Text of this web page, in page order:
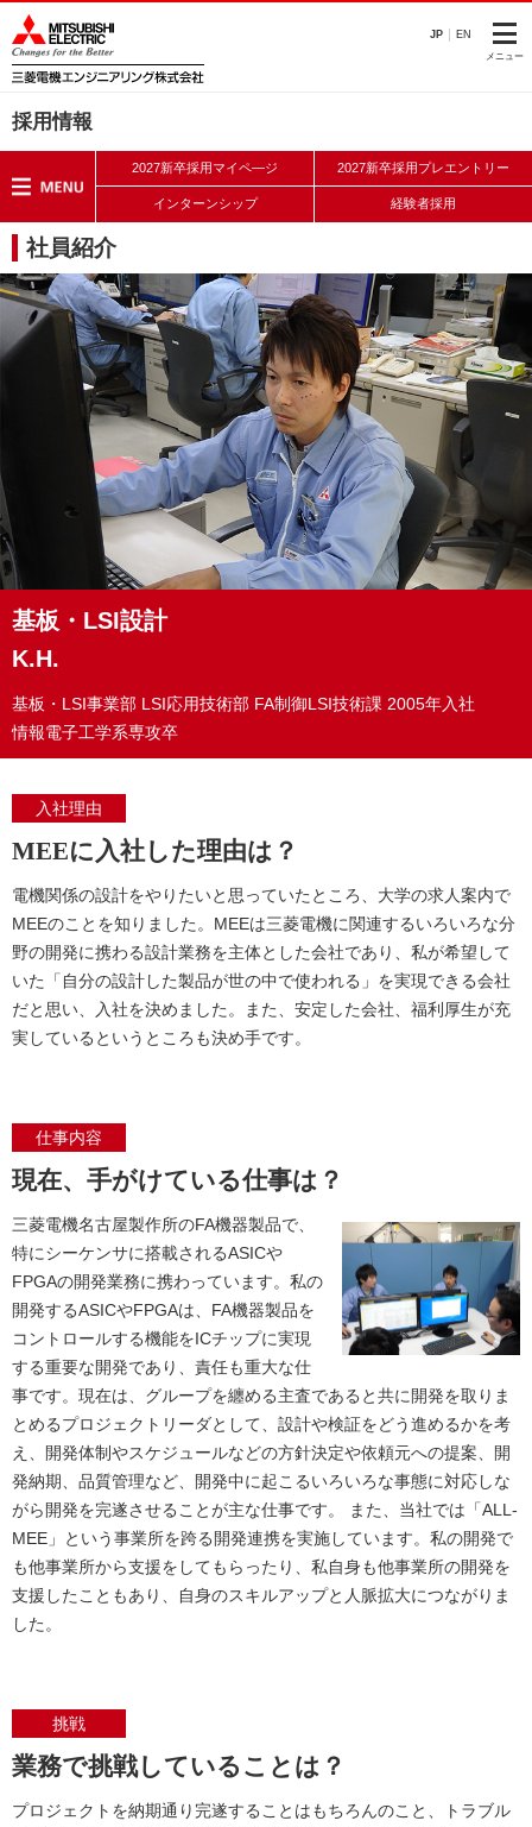
JP EN
メニュー
採用情報
2027新卒採用マイペ―ジ 2027新卒採用プレエントリー
インターンシップ 経験者採用
社員紹介
基板・LSI設計
K.H.
基板・LSI事業部 LSI応用技術部 FA制御LSI技術課 2005年入社
情報電子工学系専攻卒
入社理由
MEEに入社した理由は？
電機関係の設計をやりたいと思っていたところ、大学の求人案内で
MEEのことを知りました。MEEは三菱電機に関連するいろいろな分
野の開発に携わる設計業務を主体とした会社であり、私が希望して
いた「自分の設計した製品が世の中で使われる」を実現できる会社
だと思い、入社を決めました。また、安定した会社、福利厚生が充
実しているというところも決め手です。
仕事内容
現在、手がけている仕事は？
三菱電機名古屋製作所のFA機器製品で、
特にシーケンサに搭載されるASICや
FPGAの開発業務に携わっています。私の
開発するASICやFPGAは、FA機器製品を
コントロールする機能をICチップに実現
する重要な開発であり、責任も重大な仕
事です。現在は、グループを纏める主査であると共に開発を取りま
とめるプロジェクトリーダとして、設計や検証をどう進めるかを考
え、開発体制やスケジュールなどの方針決定や依頼元への提案、開
発納期、品質管理など、開発中に起こるいろいろな事態に対応しな
がら開発を完遂させることが主な仕事です。 また、当社では「ALL-
MEE」という事業所を跨る開発連携を実施しています。私の開発で
も他事業所から支援をしてもらったり、私自身も他事業所の開発を
支援したこともあり、自身のスキルアップと人脈拡大につながりま
した。
挑戦
業務で挑戦していることは？
プロジェクトを納期通り完遂することはもちろんのこと、トラブル